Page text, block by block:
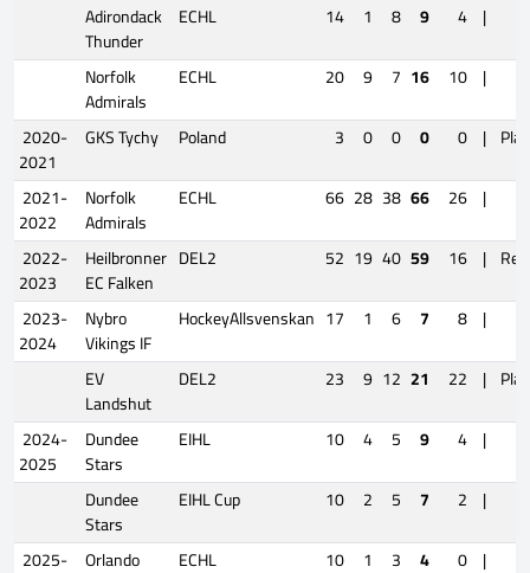
Adirondack
Thunder
ECHL 14 1 8 9 4 |
Norfolk
Admirals
ECHL 20 9 7 16 10 |
2020-
2021
GKS Tychy Poland 3 0 0 0 0 |
2021-
2022
Norfolk
Admirals
ECHL 66 28 38 66 26 |
2022-
2023
Heilbronner
EC Falken
DEL2 52 19 40 59 16 |
2023-
2024
Nybro
Vikings IF
HockeyAllsvenskan 17 1 6 7 8 |
EV
Landshut
DEL2 23 9 12 21 22 |
2024-
2025
Dundee
Stars
EIHL 10 4 5 9 4 |
Dundee
Stars
EIHL Cup 10 2 5 7 2 |
2025- Orlando
ECHL 10 1 3 4 0 |